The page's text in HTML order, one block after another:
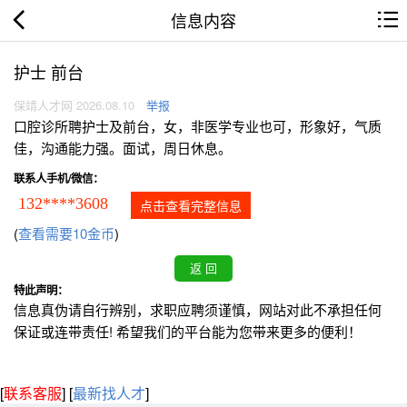
信息内容
护士 前台
保靖人才网 2026.08.10 举报
口腔诊所聘护士及前台，女，非医学专业也可，形象好，气质
佳，沟通能力强。面试，周日休息。
联系人手机/微信：
132****3608 点击查看完整信息
(查看需要10金币)
特此声明：
信息真伪请自行辨别，求职应聘须谨慎，网站对此不承担任何
保证或连带责任! 希望我们的平台能为您带来更多的便利！
[联系客服] [最新找人才]